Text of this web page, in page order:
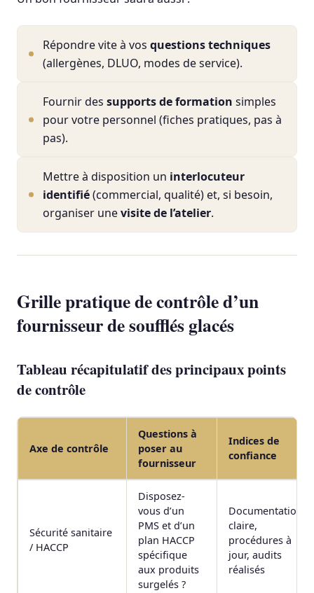
Répondre vite à vos questions techniques
(allergènes, DLUO, modes de service).
Fournir des supports de formation simples
pour votre personnel (fiches pratiques, pas à
pas).
Mettre à disposition un interlocuteur
identifié(commercial, qualité) et, si besoin,
organiser unevisite de l’atelier.
Grille pratique de contrôle d’un
fournisseur de soufflés glacés
Tableau récapitulatif des principaux points
de contrôle
Axe de contrôle
Questions à
poser au
fournisseur
Indices de
confiance
Sécurité sanitaire
/ HACCP
Disposez-
vous d’un
PMS et d’un
plan HACCP
spécifique
aux produits
surgelés ?
Documentation
claire,
procédures à
jour, audits
réalisés